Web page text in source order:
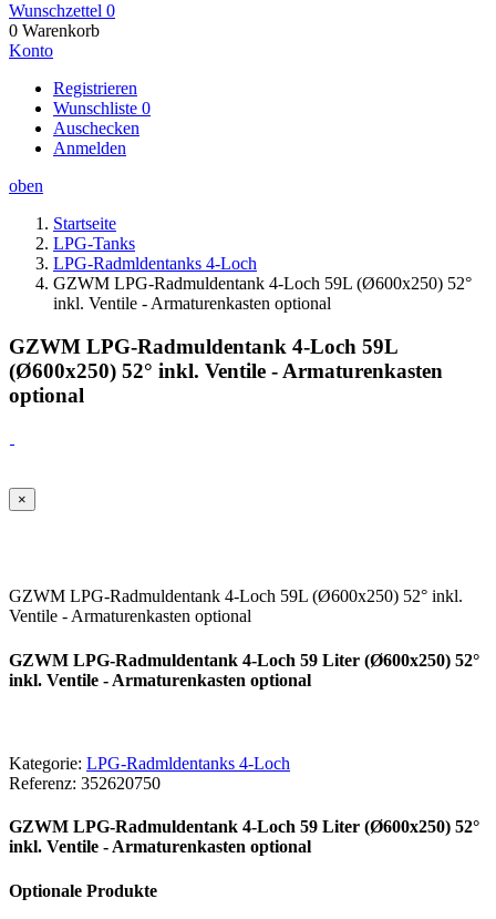
Wunschzettel 0
0 Warenkorb
Konto
Registrieren
Wunschliste 0
Auschecken
Anmelden
oben
Startseite
LPG-Tanks
LPG-Radmldentanks 4-Loch
GZWM LPG-Radmuldentank 4-Loch 59L (Ø600x250) 52°
inkl. Ventile - Armaturenkasten optional
GZWM LPG-Radmuldentank 4-Loch 59L
(Ø600x250) 52° inkl. Ventile - Armaturenkasten
optional
×
GZWM LPG-Radmuldentank 4-Loch 59L (Ø600x250) 52° inkl.
Ventile - Armaturenkasten optional
GZWM LPG-Radmuldentank 4-Loch 59 Liter (Ø600x250) 52°
inkl. Ventile - Armaturenkasten optional
Kategorie: LPG-Radmldentanks 4-Loch
Referenz: 352620750
GZWM LPG-Radmuldentank 4-Loch 59 Liter (Ø600x250) 52°
inkl. Ventile - Armaturenkasten optional
Optionale Produkte